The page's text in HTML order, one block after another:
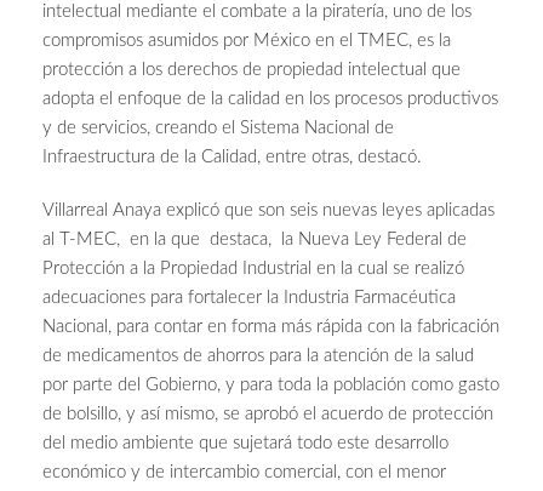
intelectual mediante el combate a la piratería, uno de los
compromisos asumidos por México en el TMEC, es la
protección a los derechos de propiedad intelectual que
adopta el enfoque de la calidad en los procesos productivos
y de servicios, creando el Sistema Nacional de
Infraestructura de la Calidad, entre otras, destacó.
Villarreal Anaya explicó que son seis nuevas leyes aplicadas
al T-MEC, en la que destaca, la Nueva Ley Federal de
Protección a la Propiedad Industrial en la cual se realizó
adecuaciones para fortalecer la Industria Farmacéutica
Nacional, para contar en forma más rápida con la fabricación
de medicamentos de ahorros para la atención de la salud
por parte del Gobierno, y para toda la población como gasto
de bolsillo, y así mismo, se aprobó el acuerdo de protección
del medio ambiente que sujetará todo este desarrollo
económico y de intercambio comercial, con el menor